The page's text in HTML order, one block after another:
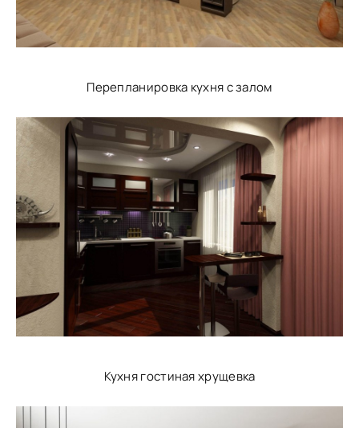
Перепланировка кухня с залом
Кухня гостиная хрущевка